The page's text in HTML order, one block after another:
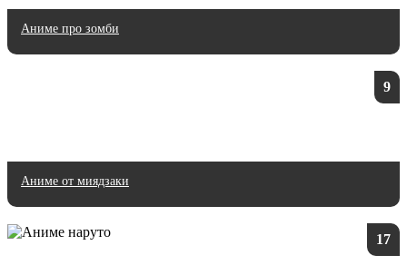
Аниме про зомби
9
Аниме от миядзаки
17